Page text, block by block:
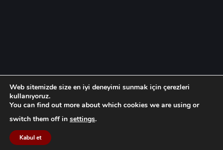
Web sitemizde size en iyi deneyimi sunmak için çerezleri
kullanıyoruz.
You can find out more about which cookies we are using or
switch them off in settings.
Kabul et